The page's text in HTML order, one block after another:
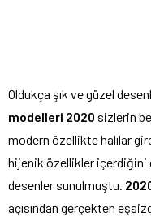
Oldukça şık ve güzel
modelleri 2020 sizlerin
modern özellikte halılar
hijenik özellikler içerdiğini
desenler sunulmuştu.
açısından gerçekten